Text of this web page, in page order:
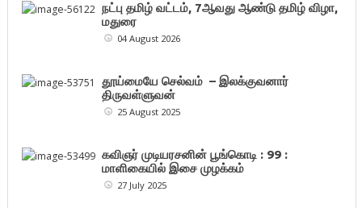
நட்பு தமிழ் வட்டம், 7ஆவது ஆண்டு தமிழ் விழா,
மதுரை
04 August 2026
தூய்மையே செல்வம் – இலக்குவனார்
திருவள்ளுவன்
25 August 2025
கவிஞர் முடியரசனின் பூங்கொடி : 99 :
மாளிகையில் இசை முழக்கம்
27 July 2025